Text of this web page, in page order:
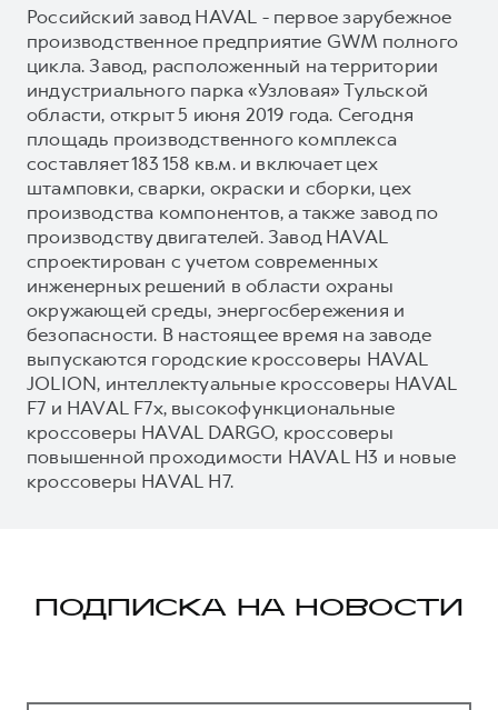
Российский завод HAVAL - первое зарубежное
производственное предприятие GWM полного
цикла. Завод, расположенный на территории
индустриального парка «Узловая» Тульской
области, открыт 5 июня 2019 года. Сегодня
площадь производственного комплекса
составляет 183 158 кв.м. и включает цех
штамповки, сварки, окраски и сборки, цех
производства компонентов, а также завод по
производству двигателей. Завод HAVAL
спроектирован с учетом современных
инженерных решений в области охраны
окружающей среды, энергосбережения и
безопасности. В настоящее время на заводе
выпускаются городские кроссоверы HAVAL
JOLION, интеллектуальные кроссоверы HAVAL
F7 и HAVAL F7x, высокофункциональные
кроссоверы HAVAL DARGO, кроссоверы
повышенной проходимости HAVAL H3 и новые
кроссоверы HAVAL H7.
ПОДПИСКА НА НОВОСТИ